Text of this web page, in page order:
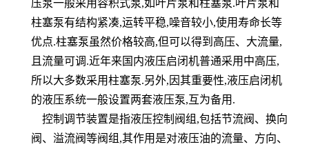
压泵一般采用容积式泵,如叶片泵和柱塞泵.叶片泵和
柱塞泵有结构紧凑,运转平稳,噪音较小,使用寿命长等
优点.柱塞泵虽然价格较高,但可以得到高压、大流量,
且流量可调 .近年来国内液压启闭机普通采用中高压,
所以大多数采用柱塞泵.另外, 因其重要性,液压启闭机
的液压系统一般设置两套液压泵,互为备用 .
控制调节装置是指液压控制 阀组 ,包括节流阀、换向
阀、 溢流阀等阀组 ,其作用是对液压油的流量、方向、